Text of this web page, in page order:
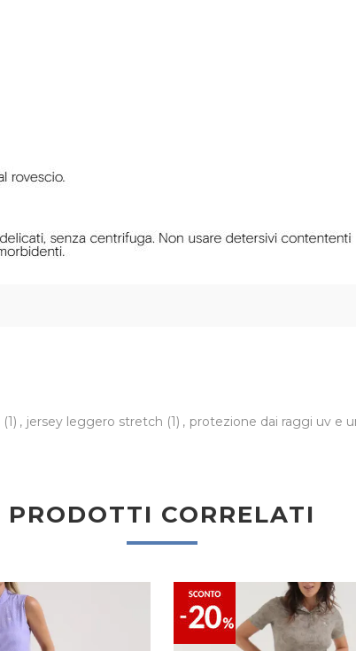
(1) , jersey leggero stretch (1) , protezione dai raggi uv e
PRODOTTI CORRELATI